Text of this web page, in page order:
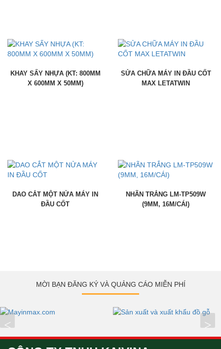
KHAY SẤY NHỰA (KT: 800MM
X 600MM X 50MM)
SỬA CHỮA MÁY IN ĐẦU CỐT
MAX LETATWIN
DAO CẮT MỘT NỬA MÁY IN
ĐẦU CỐT
NHÃN TRẮNG LM-TP509W
(9MM, 16M/CÁI)
MỜI BẠN ĐĂNG KÝ VÀ QUẢNG CÁO MIỄN PHÍ
< >